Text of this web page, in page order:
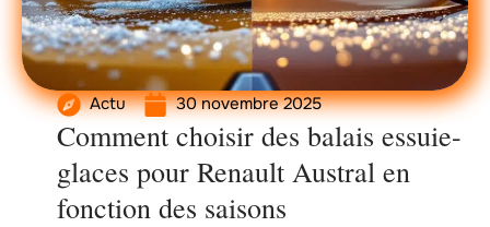
Actu 30 novembre 2025
Comment choisir des balais essuie-
glaces pour Renault Austral en
fonction des saisons